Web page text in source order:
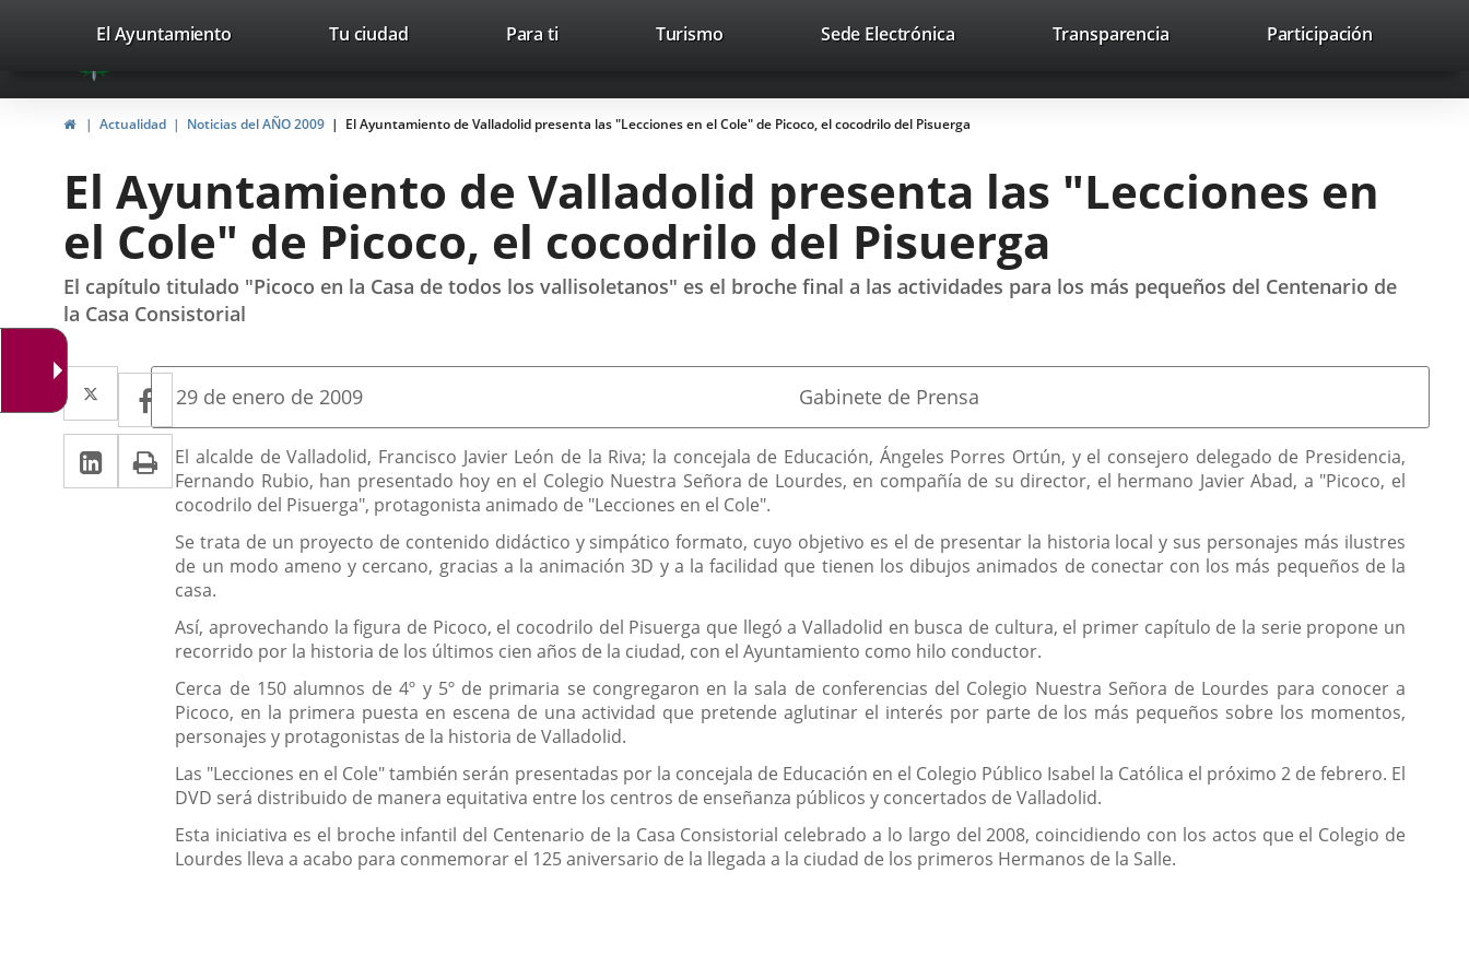
Portal
Web
del
Valladolid
avaTop Trabaja con nosotros Contacto avaHeaderSocial
Link
external
Link
external
Link
external
Search
valladolid.es
El Ayuntamiento Tu ciudad Para ti TurismoThis
open
in
pop-
up
window.
Sede ElectrónicaLink
application.
Transparencia Participación
HomeActualidad Noticias del AÑO 2009 El Ayuntamiento de Valladolid presenta las "Lecciones en el Cole" de Picoco, el cocodrilo del Pisuerga
El Ayuntamiento de Valladolid presenta las "Lecciones en
el Cole" de Picoco, el cocodrilo del Pisuerga
El capítulo titulado "Picoco en la Casa de todos los vallisoletanos" es el broche final a las actividades para los más pequeños del Centenario de
la Casa Consistorial
Twitter
Enlace
a
una
aplicación
externa.
Facebook
Enlace
a
una
aplicación
externa.
Linkedin
Enlace
a
aplicación
externa.
Print
Fecha
la
noticia
29 de enero de 2009 Fuente
la
noticia
Gabinete de Prensa
Descripción
El alcalde de Valladolid, Francisco Javier León de la Riva; la concejala de Educación, Ángeles Porres Ortún, y el consejero delegado de Presidencia,
Fernando Rubio, han presentado hoy en el Colegio Nuestra Señora de Lourdes, en compañía de su director, el hermano Javier Abad, a "Picoco, el
cocodrilo del Pisuerga", protagonista animado de "Lecciones en el Cole".
Se trata de un proyecto de contenido didáctico y simpático formato, cuyo objetivo es el de presentar la historia local y sus personajes más ilustres
de un modo ameno y cercano, gracias a la animación 3D y a la facilidad que tienen los dibujos animados de conectar con los más pequeños de la
casa.
Así, aprovechando la figura de Picoco, el cocodrilo del Pisuerga que llegó a Valladolid en busca de cultura, el primer capítulo de la serie propone un
recorrido por la historia de los últimos cien años de la ciudad, con el Ayuntamiento como hilo conductor.
Cerca de 150 alumnos de 4º y 5º de primaria se congregaron en la sala de conferencias del Colegio Nuestra Señora de Lourdes para conocer a
Picoco, en la primera puesta en escena de una actividad que pretende aglutinar el interés por parte de los más pequeños sobre los momentos,
personajes y protagonistas de la historia de Valladolid.
Las "Lecciones en el Cole" también serán presentadas por la concejala de Educación en el Colegio Público Isabel la Católica el próximo 2 de febrero. El
DVD será distribuido de manera equitativa entre los centros de enseñanza públicos y concertados de Valladolid.
Esta iniciativa es el broche infantil del Centenario de la Casa Consistorial celebrado a lo largo del 2008, coincidiendo con los actos que el Colegio de
Lourdes lleva a acabo para conmemorar el 125 aniversario de la llegada a la ciudad de los primeros Hermanos de la Salle.